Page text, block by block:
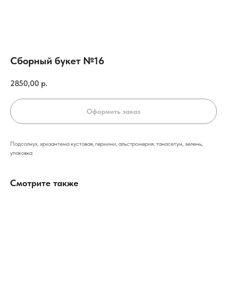
Сборный букет №16
2850,00 р.
Оформить заказ
Подсолнух, хризантема кустовая, гермини, альстромерия, танасетум, зелень,
упаковка
Смотрите также